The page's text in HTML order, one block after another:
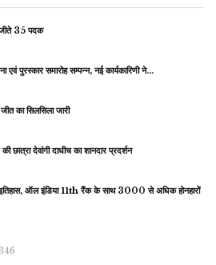
जीते 35 पदक
पुरस्कार समारोह सम्पन्न, नई कार्यकारिणी ने…
का सिलसिला जारी
देवांगी दाधीच का शानदार प्रदर्शन
ऑल इंडिया 11th रैंक के साथ 3000 से अधिक होनहारों